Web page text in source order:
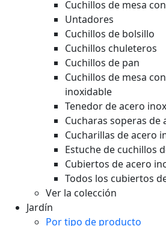
Cuchillos de mesa
Untadores
Cuchillos de bolsillo
Cuchillos chuleteros
Cuchillos de pan
Cuchillos de mesa
inoxidable
Tenedor de acero
Cucharas soperas de
Cucharillas de acero
Estuche de cuchillos
Cubiertos de acero
Todos los cubiertos
Ver la colección
Jardín
Por tipo de producto